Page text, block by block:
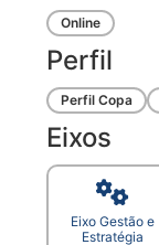
Online
Perfil
Perfil Copa
Eixos
Eixo Gestão e
Estratégia